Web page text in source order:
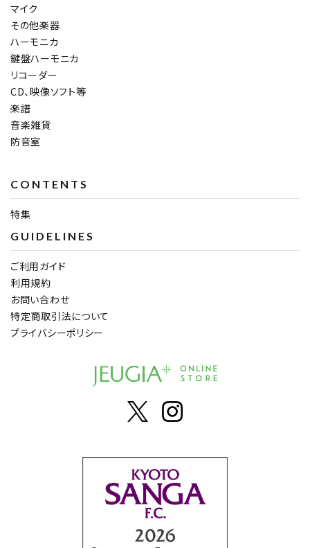
マイク
その他楽器
ハーモニカ
鍵盤ハーモニカ
リコーダー
CD、映像ソフト等
楽譜
音楽雑貨
防音室
CONTENTS
特集
GUIDELINES
ご利用ガイド
利用規約
お問い合わせ
特定商取引法について
プライバシーポリシー